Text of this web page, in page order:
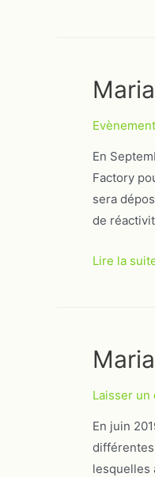
En
Factory
sera
de
Mariage
Lire la
Laisser un
En juin
lesquelles